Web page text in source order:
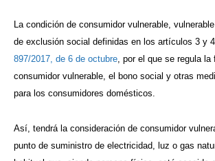
La condición de consumidor vulnerable,
de exclusión social definidas en los artículos 3 y 4
897/2017, de 6 de octubre, por el que se regula la
consumidor vulnerable, el bono social y otras
para los consumidores domésticos.
Así, tendrá la consideración de consumidor
punto de suministro de electricidad, luz o gas